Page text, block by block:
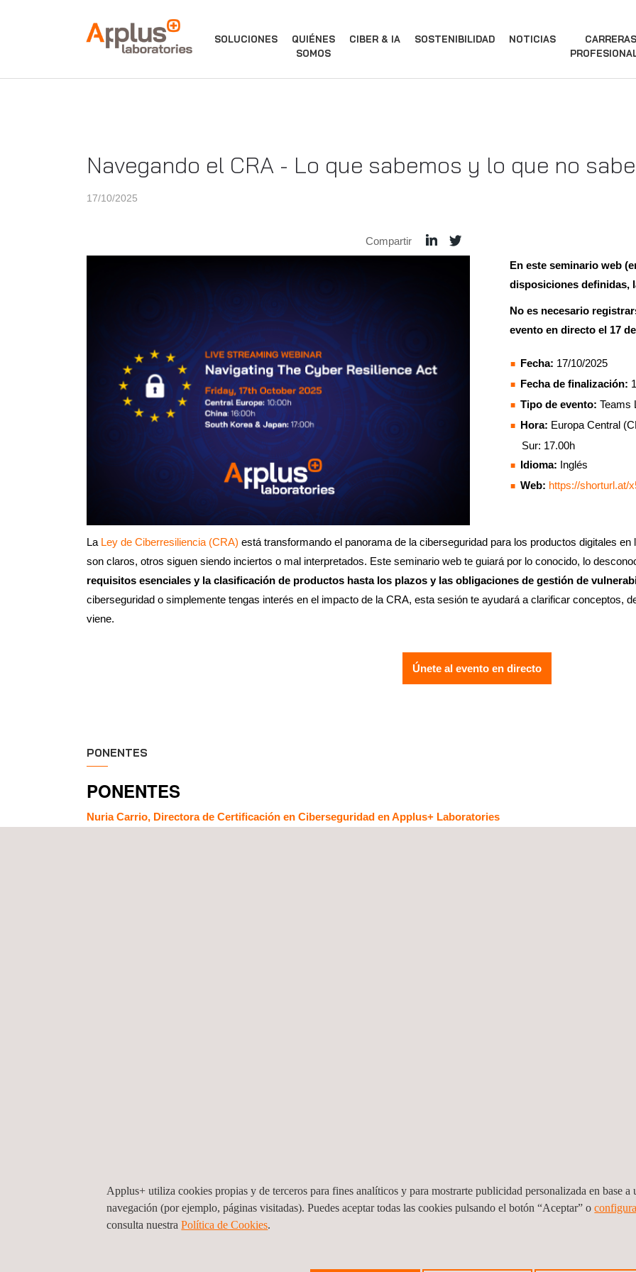
APPLUS+ SOLUCIONES
QUIÉNES
SOMOS
CIBER & IA SOSTENIBILIDAD NOTICIAS
CARRERAS
Navegando el CRA - Lo que sabemos y lo que no
17/10/2025
Compartir
En este seminario web
disposiciones definidas,
No es necesario
evento en directo el 17
Fecha: 17/10/2025
Fecha de finalización:
Tipo de evento: Teams
Hora: Europa Central
Sur: 17.00h
Idioma: Inglés
Web: https://shorturl.at/
La Ley de Ciberresiliencia (CRA) está transformando el panorama de la ciberseguridad para los productos digitales
son claros, otros siguen siendo inciertos o mal interpretados. Este seminario web te guiará por lo conocido, lo
requisitos esenciales y la clasificación de productos hasta los plazos y las obligaciones de gestión de
ciberseguridad o simplemente tengas interés en el impacto de la CRA, esta sesión te ayudará a clarificar conceptos,
viene.
Únete al evento en directo
PONENTES
PONENTES
Nuria Carrio, Directora de Certificación en Ciberseguridad en Applus+ Laboratories
Jose Ruiz, Director de la Unidad de Negocio de Ciberseguridad en Applus+ Laboratories
Jose Francisco Ruiz Gualda, licenciado en informática por la Universidad de Granada, cuenta con más de 17 años de
Applus+ utiliza cookies propias y de terceros para fines analíticos y para mostrarte publicidad personalizada en base
navegación (por ejemplo, páginas visitadas). Puedes aceptar todas las cookies pulsando el botón “Aceptar” o
consulta nuestraPolítica de Cookies. ​